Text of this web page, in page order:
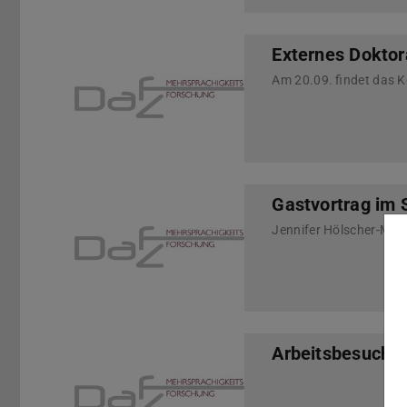
Externes
Gastvortrag im
Arbeitsbesuch